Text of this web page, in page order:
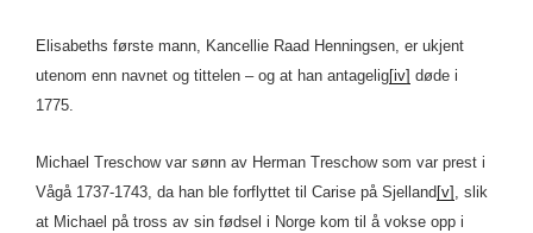
Elisabeths første mann, Kancellie Raad Henningsen, er ukjent
utenom enn navnet og tittelen – og at han antagelig[iv] døde i
1775.
Michael Treschow var sønn av Herman Treschow som var prest i
Vågå 1737-1743, da han ble forflyttet til Carise på Sjelland[v] , slik
at Michael på tross av sin fødsel i Norge kom til å vokse opp i